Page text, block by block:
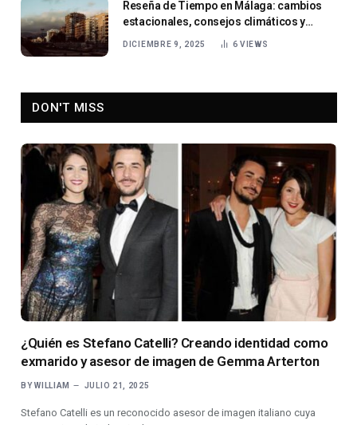
Reseña de Tiempo en Málaga: cambios
estacionales, consejos climáticos y
DICIEMBRE 9, 2025 6VIEWS
DON'T MISS
¿Quién es Stefano Catelli? Creando identidad como
exmarido y asesor de imagen de Gemma Arterton
BY WILLIAM JULIO 21, 2025
Stefano Catelli es un reconocido asesor de imagen italiano cuya